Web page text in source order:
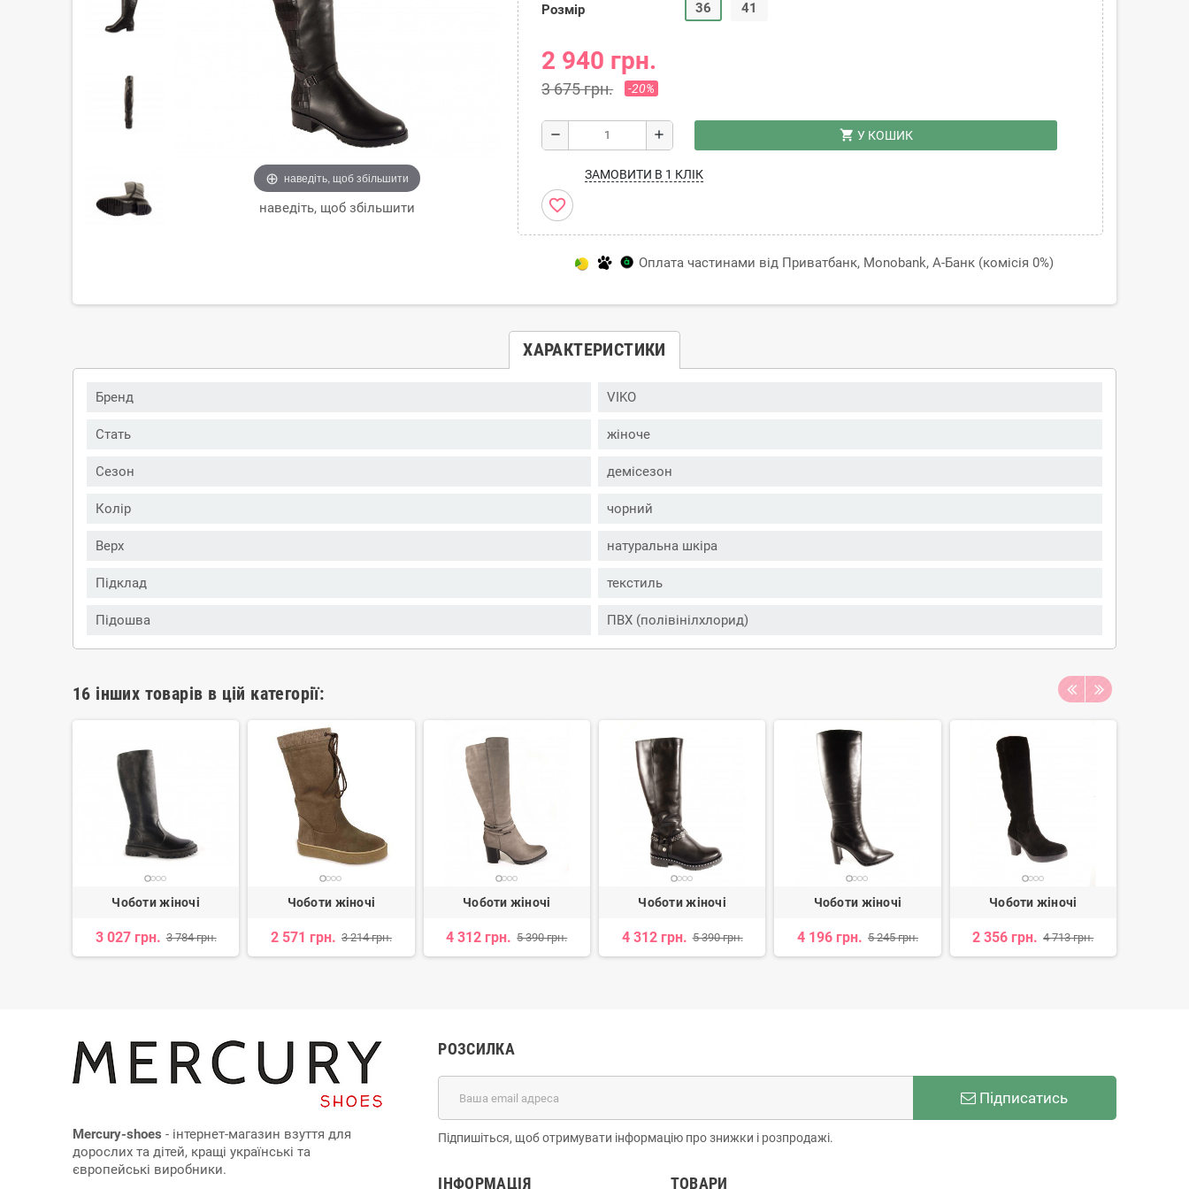
наведіть, щоб збільшити
наведіть, щоб збільшити
Розмір 36 41
2 940 грн.
3 675 грн. -20%
remove add shopping_cart У КОШИК
ЗАМОВИТИ В 1 КЛІК
favorite_border
Оплата частинами від Приватбанк, Monobank, А-Банк (комісія 0%)
ХАРАКТЕРИСТИКИ
Бренд VIKO
Стать жіноче
Сезон демісезон
Колір чорний
Верх натуральна шкіра
Підклад текстиль
Підошва ПВХ (полівінілхлорид)
16 інших товарів в цій категорії:
Чоботи жіночі
3 027 грн. 3 784 грн.
Чоботи жіночі
2 571 грн. 3 214 грн.
Чоботи жіночі
4 312 грн. 5 390 грн.
Чоботи жіночі
4 312 грн. 5 390 грн.
Чоботи жіночі
4 196 грн. 5 245 грн.
Чоботи жіночі
2 356 грн. 4 713 грн.
Mercury-shoes - інтернет-магазин взуття для
дорослих та дітей, кращі українські та
європейські виробники.
РОЗСИЛКА
Підписатись
Підпишіться, щоб отримувати інформацію про знижки і розпродажі.
ІНФОРМАЦІЯ ТОВАРИ